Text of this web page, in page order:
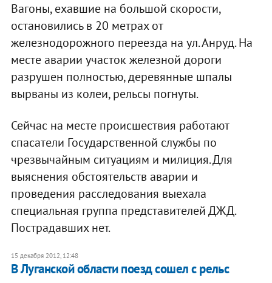
Вагоны, ехавшие на большой скорости,
остановились в 20 метрах от
железнодорожного переезда на ул. Анруд. На
месте аварии участок железной дороги
разрушен полностью, деревянные шпалы
вырваны из колеи, рельсы погнуты.
Сейчас на месте происшествия работают
спасатели Государственной службы по
чрезвычайным ситуациям и милиция. Для
выяснения обстоятельств аварии и
проведения расследования выехала
специальная группа представителей ДЖД.
Пострадавших нет.
15 декабря 2012, 12:48
В Луганской области поезд сошел с рельс